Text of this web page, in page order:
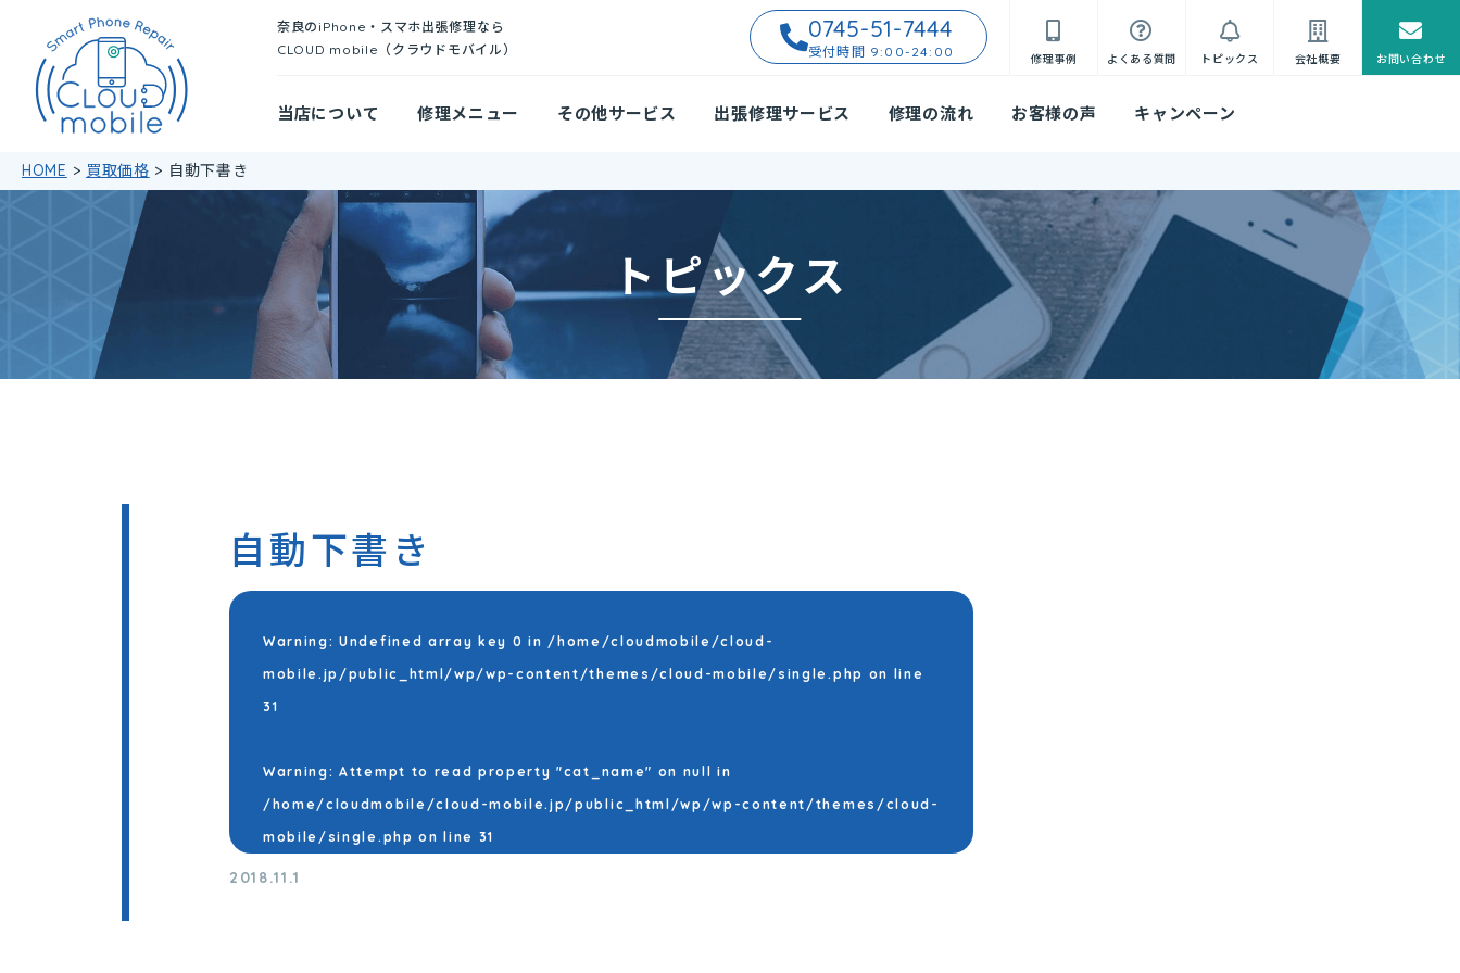
奈良のiPhone・スマホ出張修理なら
CLOUD mobile（クラウドモバイル）
0745-51-7444
受付時間 9:00-24:00 修理事例 よくある質問 トピックス 会社概要 お問い合わせ
当店について 修理メニュー その他サービス 出張修理サービス 修理の流れ お客様の声 キャンペーン
HOME > 買取価格 > 自動下書き
トピックス
自動下書き
Warning: Undefined array key 0 in /home/cloudmobile/cloud-
mobile.jp/public_html/wp/wp-content/themes/cloud-mobile/single.php on line
31
Warning: Attempt to read property "cat_name" on null in
/home/cloudmobile/cloud-mobile.jp/public_html/wp/wp-content/themes/cloud-
mobile/single.php on line 31
2018.11.1